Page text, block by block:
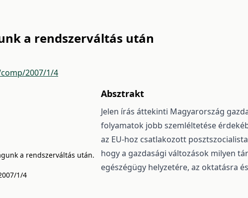
a rendszerváltás után
2007/1/4
a rendszerváltás után.
1/4
Absztrakt
Jelen írás áttekinti Magyarország
folyamatok jobb szemléltetése
az EU-hoz csatlakozott
hogy a gazdasági változások milyen
egészégügy helyzetére, az oktatásra